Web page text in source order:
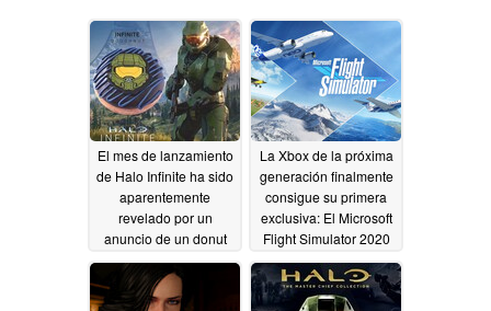
El mes de lanzamiento
de Halo Infinite ha sido
aparentemente
revelado por un
anuncio de un donut
07/30/2021
La Xbox de la próxima
generación finalmente
consigue su primera
exclusiva: El Microsoft
Flight Simulator 2020
llegará a las Series X y
S de Xbox en el verano
de 202112/12/2020